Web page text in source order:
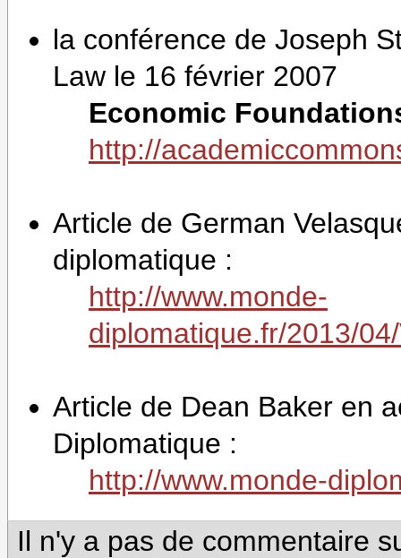
la conférence de Joseph
Law le 16 février 2007
Economic
http://
Article de German
diplomatique :
http://www.monde-
diplomatique.fr/2013/
Article de Dean Baker en
Diplomatique :
http://www.monde-
Il n'y a pas de commentaire